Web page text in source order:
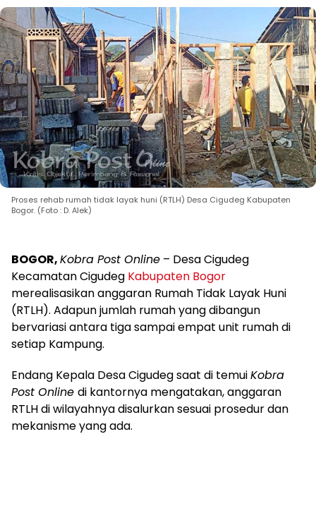
Proses rehab rumah tidak layak huni (RTLH) Desa Cigudeg Kabupaten
Bogor. (Foto : D. Alek)
BOGOR,Kobra Post Online – Desa Cigudeg
Kecamatan Cigudeg Kabupaten Bogor
merealisasikan anggaran Rumah Tidak Layak Huni
(RTLH). Adapun jumlah rumah yang dibangun
bervariasi antara tiga sampai empat unit rumah di
setiap Kampung.
Endang Kepala Desa Cigudeg saat di temuiKobra
Post Online di kantornya mengatakan, anggaran
RTLH di wilayahnya disalurkan sesuai prosedur dan
mekanisme yang ada.